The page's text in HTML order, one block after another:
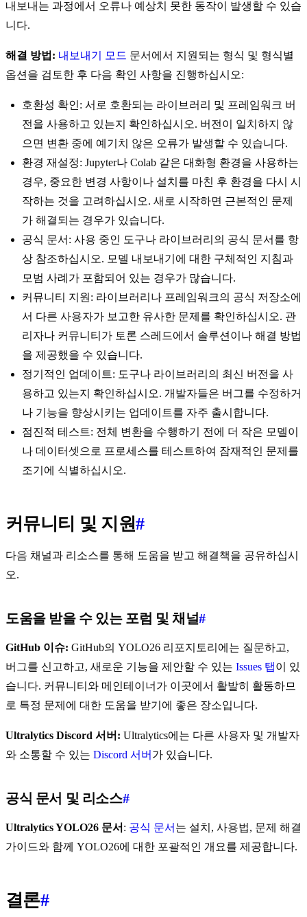
내보내는 과정에서 오류나 예상치 못한 동작이 발생할 수 있습
니다.
해결 방법: 내보내기 모드 문서에서 지원되는 형식 및 형식별
옵션을 검토한 후 다음 확인 사항을 진행하십시오:
호환성 확인: 서로 호환되는 라이브러리 및 프레임워크 버
전을 사용하고 있는지 확인하십시오. 버전이 일치하지 않
으면 변환 중에 예기치 않은 오류가 발생할 수 있습니다.
환경 재설정: Jupyter나 Colab 같은 대화형 환경을 사용하는
경우, 중요한 변경 사항이나 설치를 마친 후 환경을 다시 시
작하는 것을 고려하십시오. 새로 시작하면 근본적인 문제
가 해결되는 경우가 있습니다.
공식 문서: 사용 중인 도구나 라이브러리의 공식 문서를 항
상 참조하십시오. 모델 내보내기에 대한 구체적인 지침과
모범 사례가 포함되어 있는 경우가 많습니다.
커뮤니티 지원: 라이브러리나 프레임워크의 공식 저장소에
서 다른 사용자가 보고한 유사한 문제를 확인하십시오. 관
리자나 커뮤니티가 토론 스레드에서 솔루션이나 해결 방법
을 제공했을 수 있습니다.
정기적인 업데이트: 도구나 라이브러리의 최신 버전을 사
용하고 있는지 확인하십시오. 개발자들은 버그를 수정하거
나 기능을 향상시키는 업데이트를 자주 출시합니다.
점진적 테스트: 전체 변환을 수행하기 전에 더 작은 모델이
나 데이터셋으로 프로세스를 테스트하여 잠재적인 문제를
조기에 식별하십시오.
커뮤니티 및 지원#
다음 채널과 리소스를 통해 도움을 받고 해결책을 공유하십시
오.
도움을 받을 수 있는 포럼 및 채널#
GitHub 이슈: GitHub의 YOLO26 리포지토리에는 질문하고,
버그를 신고하고, 새로운 기능을 제안할 수 있는 Issues 탭이 있
습니다. 커뮤니티와 메인테이너가 이곳에서 활발히 활동하므
로 특정 문제에 대한 도움을 받기에 좋은 장소입니다.
Ultralytics Discord 서버: Ultralytics에는 다른 사용자 및 개발자
와 소통할 수 있는 Discord 서버 가 있습니다.
공식 문서 및 리소스#
Ultralytics YOLO26 문서 : 공식 문서 는 설치, 사용법, 문제 해결
가이드와 함께 YOLO26에 대한 포괄적인 개요를 제공합니다.
결론#